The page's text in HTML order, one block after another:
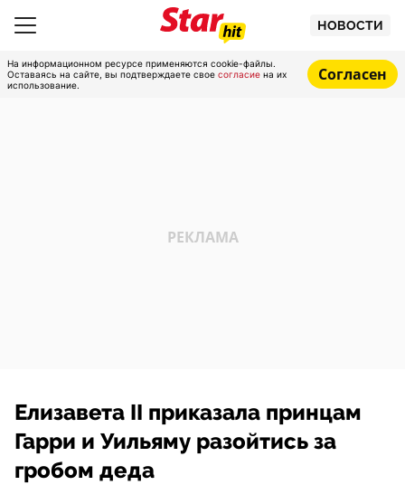
НОВОСТИ
На информационном ресурсе применяются cookie-файлы.
Оставаясь на сайте, вы подтверждаете свое согласие на их
использование.
Согласен
Елизавета II приказала принцам
Гарри и Уильяму разойтись за
гробом деда